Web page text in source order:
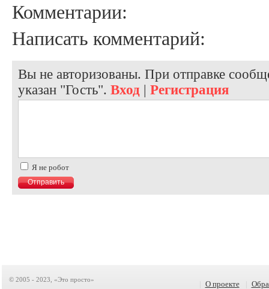
Комментарии:
Написать комментарий:
Вы не авторизованы. При отправке
указан "Гость". Вход | Регистрация
Я не робот
© 2005 - 2023, «Это просто» О проекте